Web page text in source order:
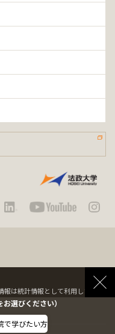
は統計情報として利用します。
選びください）
で学びたい方